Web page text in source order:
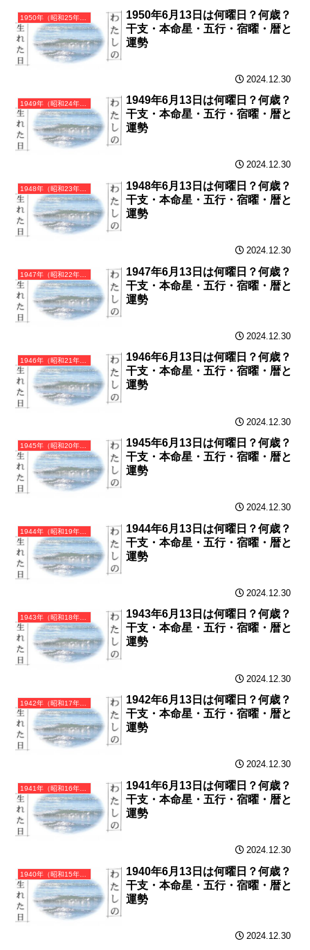
1950年（昭和25年）庚寅（かのえとら）・寅年（とら年）カレンダー（月曜はじまり）
1950年6月13日は何曜日？何歳？
干支・本命星・五行・宿曜・暦と
運勢
2024.12.30
1949年（昭和24年）己丑（つちのとうし）・丑年（うし年）カレンダー（月曜はじまり）
1949年6月13日は何曜日？何歳？
干支・本命星・五行・宿曜・暦と
運勢
2024.12.30
1948年（昭和23年）戊子（つちのえね）・子年（ねずみ年）カレンダー（月曜はじまり）
1948年6月13日は何曜日？何歳？
干支・本命星・五行・宿曜・暦と
運勢
2024.12.30
1947年（昭和22年）丁亥（ひのとい）・亥年（いのしし年）カレンダー（月曜はじまり）
1947年6月13日は何曜日？何歳？
干支・本命星・五行・宿曜・暦と
運勢
2024.12.30
1946年（昭和21年）丙戌（ひのえいぬ）・戌年（いぬ年）カレンダー（月曜はじまり）
1946年6月13日は何曜日？何歳？
干支・本命星・五行・宿曜・暦と
運勢
2024.12.30
1945年（昭和20年）乙酉（きのととり）・酉年（とり年）カレンダー（月曜はじまり）
1945年6月13日は何曜日？何歳？
干支・本命星・五行・宿曜・暦と
運勢
2024.12.30
1944年（昭和19年）甲申（きのえさる）・申年（さる年）カレンダー（月曜はじまり）
1944年6月13日は何曜日？何歳？
干支・本命星・五行・宿曜・暦と
運勢
2024.12.30
1943年（昭和18年）癸未（みずのとひつじ）・未年（ひつじ年）カレンダー（月曜はじまり）
1943年6月13日は何曜日？何歳？
干支・本命星・五行・宿曜・暦と
運勢
2024.12.30
1942年（昭和17年）壬午（みずのえうま）・午年（うま年）カレンダー（月曜はじまり）
1942年6月13日は何曜日？何歳？
干支・本命星・五行・宿曜・暦と
運勢
2024.12.30
1941年（昭和16年）辛巳（かのとみ）・巳年（へび年）カレンダー（月曜はじまり）
1941年6月13日は何曜日？何歳？
干支・本命星・五行・宿曜・暦と
運勢
2024.12.30
1940年（昭和15年）庚辰（かのえたつ）・辰年（たつ年）カレンダー（月曜はじまり）
1940年6月13日は何曜日？何歳？
干支・本命星・五行・宿曜・暦と
運勢
2024.12.30